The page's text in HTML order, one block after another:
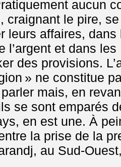
aucun
craignant le pire,
leurs affaires, dans
l’argent et dans les
des provisions.
» ne constitue
mais, en
se sont emparés
en est une. À
la prise de la
au Sud-